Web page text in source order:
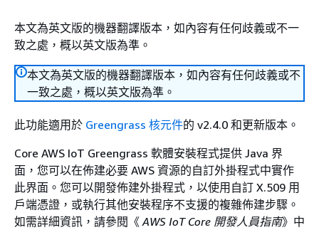
本文為英文版的機器翻譯版本，如內容有任何歧義或不一
致之處，概以英文版為準。
本文為英文版的機器翻譯版本，如內容有任何歧義或不
一致之處，概以英文版為準。
此功能適用於 Greengrass 核元件的 v2.4.0 和更新版本。
Core AWS IoT Greengrass 軟體安裝程式提供 Java 界
面，您可以在佈建必要 AWS 資源的自訂外掛程式中實作
此界面。您可以開發佈建外掛程式，以使用自訂 X.509 用
戶端憑證，或執行其他安裝程序不支援的複雜佈建步驟。
如需詳細資訊，請參閱《AWS IoT Core 開發人員指南》中